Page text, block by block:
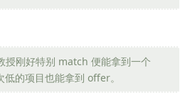
授刚好特别 match 便能拿到一个
的项目也能拿到 offer。